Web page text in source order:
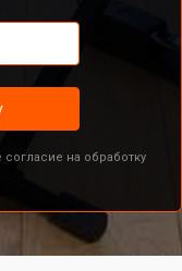
на обработку